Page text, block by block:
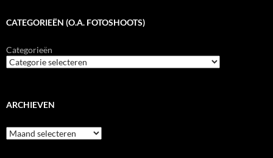
CATEGORIEËN (O.A. FOTOSHOOTS)
Categorieën
ARCHIEVEN
Archieven